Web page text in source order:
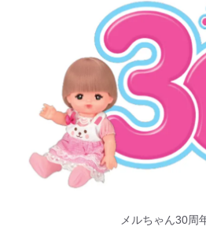
メルちゃん30周